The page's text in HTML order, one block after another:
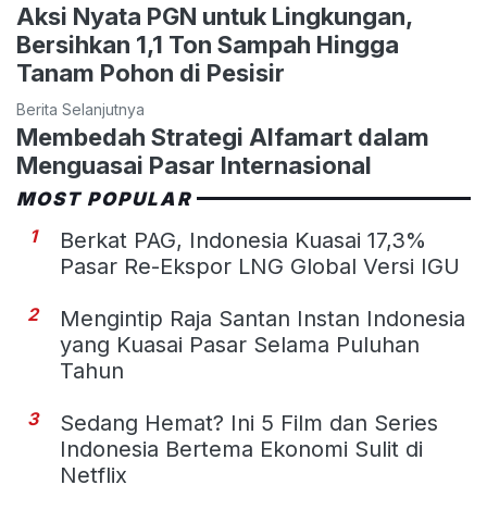
Aksi Nyata PGN untuk Lingkungan,
Bersihkan 1,1 Ton Sampah Hingga
Tanam Pohon di Pesisir
Berita Selanjutnya
Membedah Strategi Alfamart dalam
Menguasai Pasar Internasional
MOST POPULAR
1
Berkat PAG, Indonesia Kuasai 17,3%
Pasar Re-Ekspor LNG Global Versi IGU
2
Mengintip Raja Santan Instan Indonesia
yang Kuasai Pasar Selama Puluhan
Tahun
3
Sedang Hemat? Ini 5 Film dan Series
Indonesia Bertema Ekonomi Sulit di
Netflix